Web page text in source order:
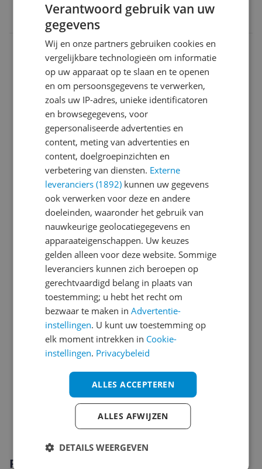
6921815630296
Aansluitingen
Algemeen
Batterij
Camera
Connectiviteit
Display
Eigenschappen
Introductie en ondersteuning
Kenmerken
Mogelijke vereisten instellen en gebruik
Opslaggeheugen
Overige kenmerken
Productinformatie
Scherm
Sim informatie
Software
Specificaties
Productomschrijving
Verantwoord gebruik van uw
gegevens
Wij en onze partners gebruiken cookies en
vergelijkbare technologieën om informatie
op uw apparaat op te slaan en te openen
en om persoonsgegevens te verwerken,
zoals uw IP-adres, unieke identificatoren
en browsegegevens, voor
gepersonaliseerde advertenties en
content, meting van advertenties en
content, doelgroepinzichten en
verbetering van diensten. Externe
leveranciers (1892) kunnen uw gegevens
ook verwerken voor deze en andere
doeleinden, waaronder het gebruik van
nauwkeurige geolocatiegegevens en
apparaateigenschappen. Uw keuzes
gelden alleen voor deze website. Sommige
leveranciers kunnen zich beroepen op
gerechtvaardigd belang in plaats van
toestemming; u hebt het recht om
bezwaar te maken inAdvertentie-
instellingen. U kunt uw toestemming op
elk moment intrekken in Cookie-
instellingen. Privacybeleid
ALLES ACCEPTEREN
ALLES AFWIJZEN
DETAILS WEERGEVEN